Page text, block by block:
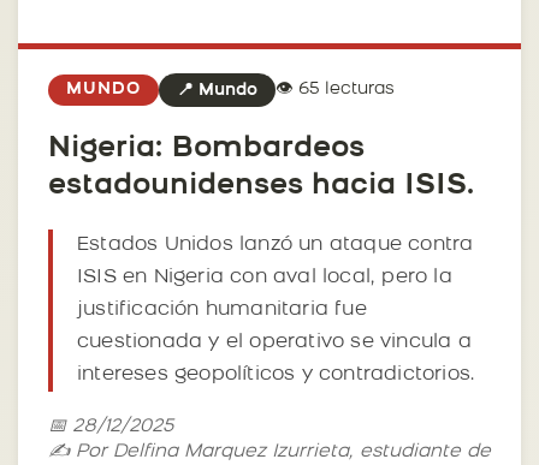
MUNDO 📍 Mundo 👁️ 65 lecturas
Nigeria: Bombardeos
estadounidenses hacia ISIS.
Estados Unidos lanzó un ataque contra
ISIS en Nigeria con aval local, pero la
justificación humanitaria fue
cuestionada y el operativo se vincula a
intereses geopolíticos y contradictorios.
📅 28/12/2025
✍️ Por Delfina Marquez Izurrieta, estudiante de